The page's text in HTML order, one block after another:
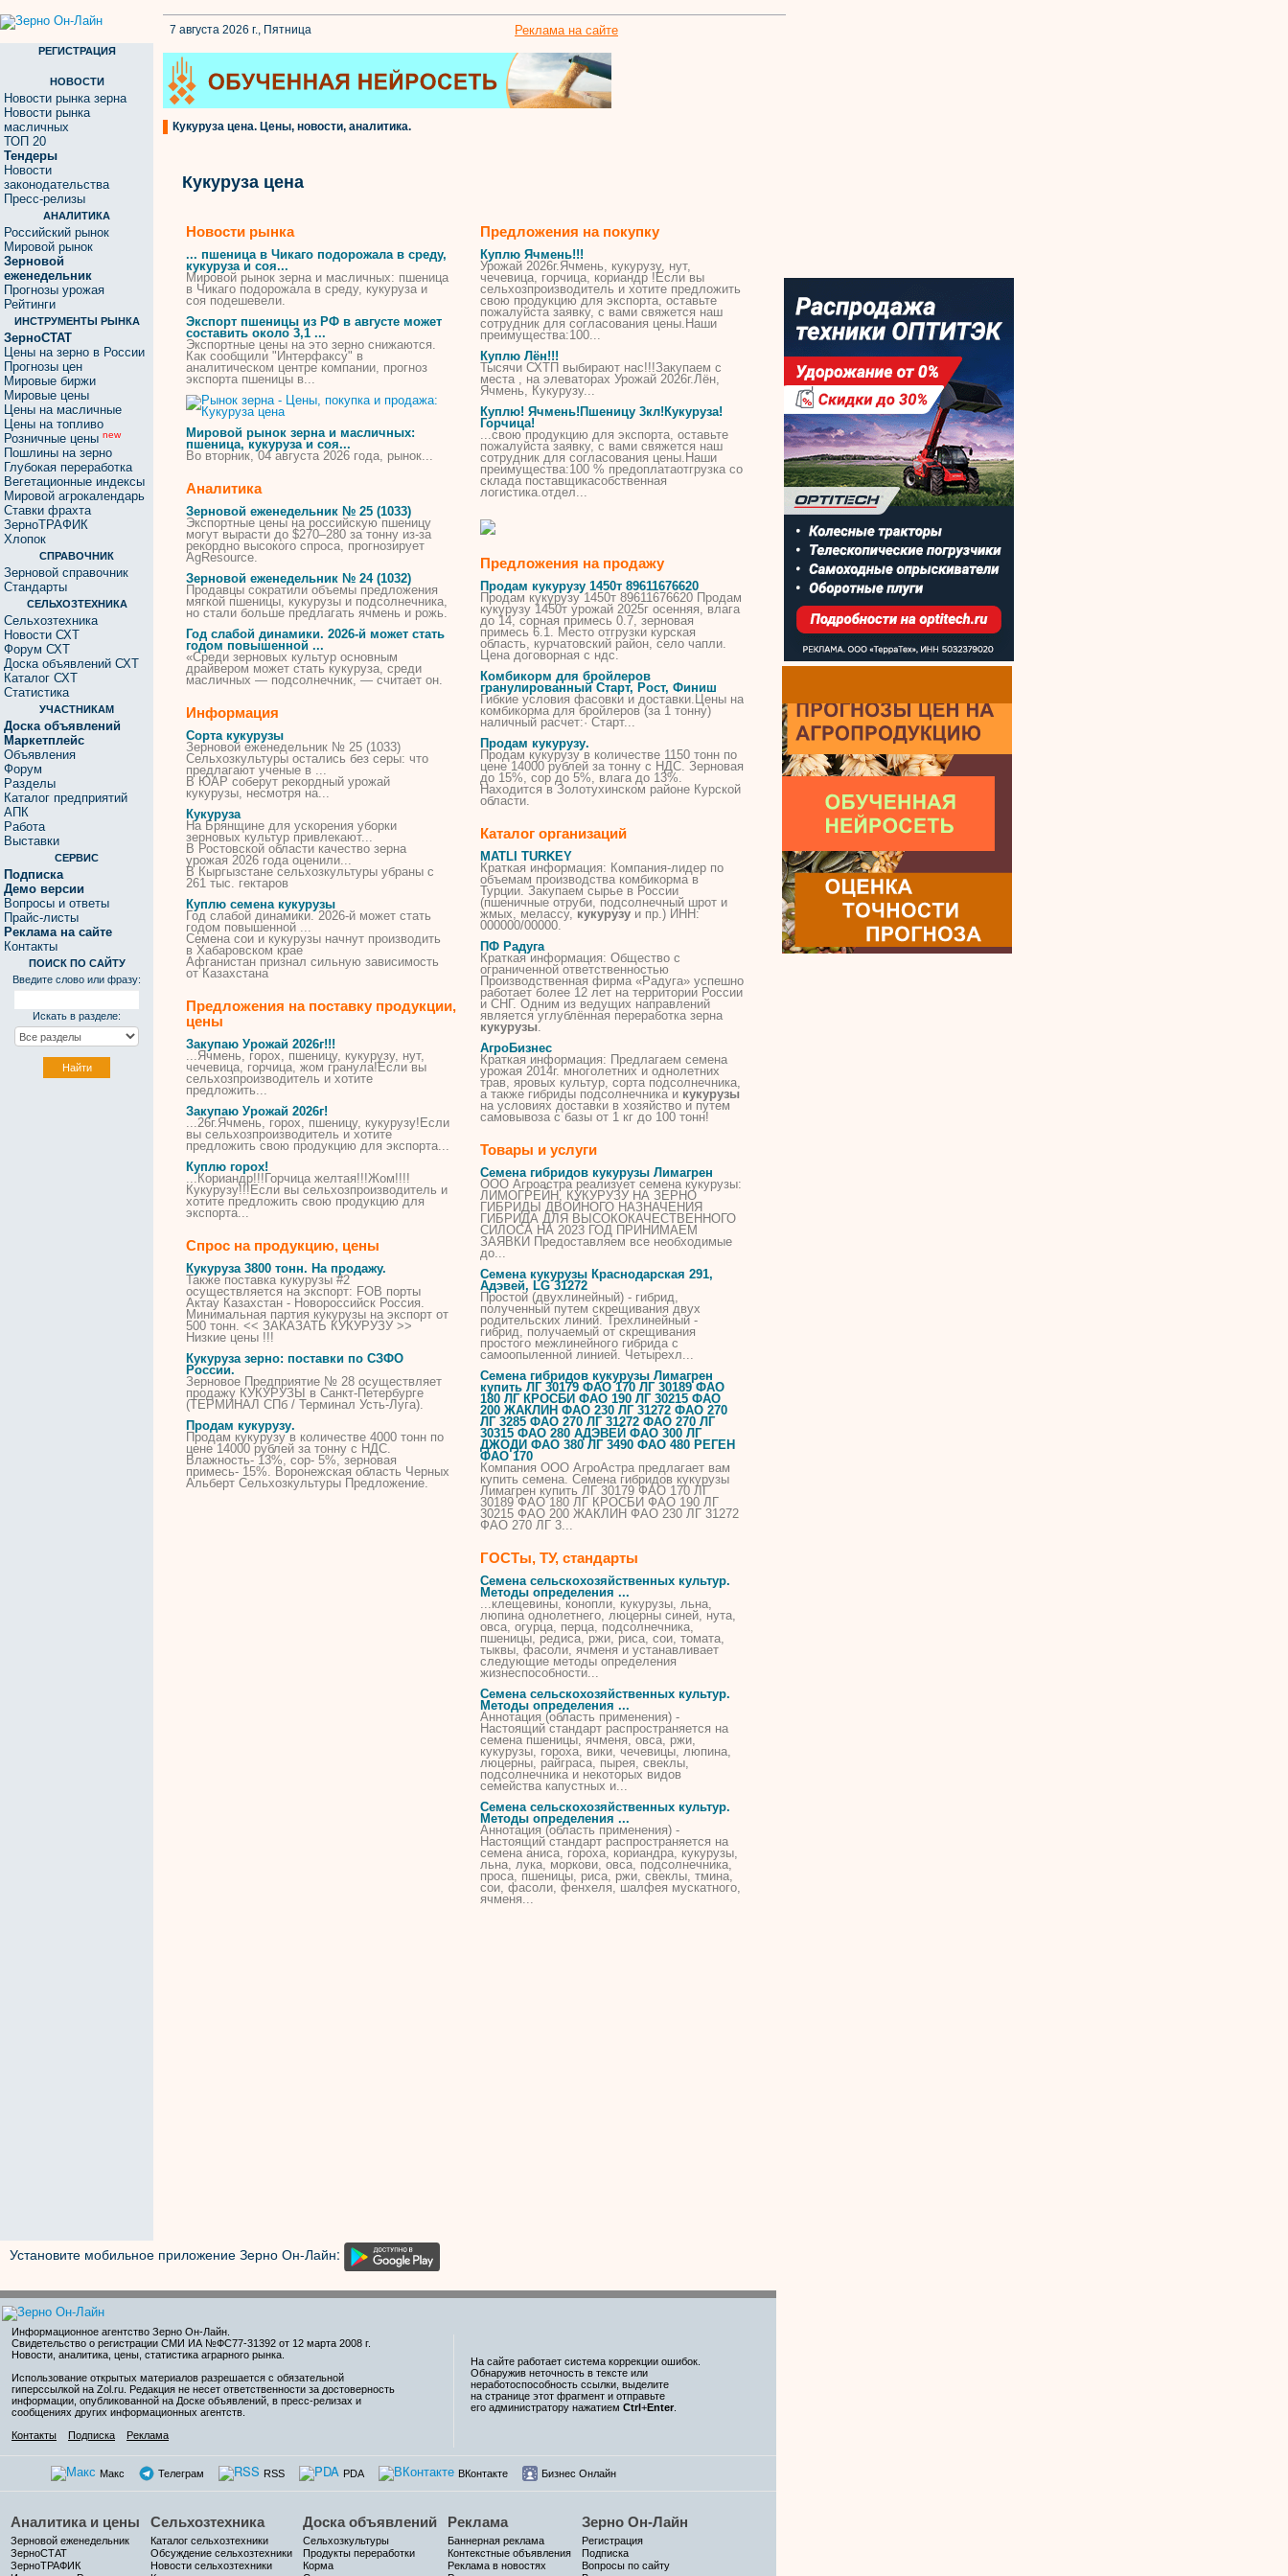
7 августа 2026 г., Пятница Реклама на сайте
РЕГИСТРАЦИЯ
НОВОСТИ
Новости рынка зерна
Новости рынка
масличных
ТОП 20
Тендеры
Новости
законодательства
Пресс-релизы
АНАЛИТИКА
Российский рынок
Мировой рынок
Зерновой
еженедельник
Прогнозы урожая
Рейтинги
ИНСТРУМЕНТЫ РЫНКА
ЗерноСТАТ
Цены на зерно в России
Прогнозы цен
Мировые биржи
Мировые цены
Цены на масличные
Цены на топливо
Розничные цены new
Пошлины на зерно
Глубокая переработка
Вегетационные индексы
Мировой агрокалендарь
Ставки фрахта
ЗерноТРАФИК
Хлопок
СПРАВОЧНИК
Зерновой справочник
Стандарты
СЕЛЬХОЗТЕХНИКА
Сельхозтехника
Новости СХТ
Форум СХТ
Доска объявлений СХТ
Каталог СХТ
Статистика
УЧАСТНИКАМ
Доска объявлений
Маркетплейс
Объявления
Форум
Разделы
Каталог предприятий
АПК
Работа
Выставки
СЕРВИС
Подписка
Демо версии
Вопросы и ответы
Прайс-листы
Реклама на сайте
Контакты
ПОИСК ПО САЙТУ
Введите слово или фразу:
Искать в разделе:
Кукуруза цена. Цены, новости, аналитика.
Кукуруза цена
Новости рынка
... пшеница в Чикаго подорожала в среду,
кукурузаи соя...
Мировой рынок зерна и масличных: пшеница
в Чикаго подорожала в среду, кукуруза и
соя подешевели.
Экспорт пшеницы из РФ в августе может
составить около 3,1 ...
Экспортные цены на это зерно снижаются.
Как сообщили "Интерфаксу" в
аналитическом центре компании, прогноз
экспорта пшеницы в...
Мировой рынок зерна и масличных:
пшеница,кукурузаи соя...
Во вторник, 04 августа 2026 года, рынок...
Аналитика
Зерновой еженедельник № 25 (1033)
Экспортные ценына российскую пшеницу
могут вырасти до $270–280 за тонну из-за
рекордно высокого спроса, прогнозирует
AgResource.
Зерновой еженедельник № 24 (1032)
Продавцы сократили объемы предложения
мягкой пшеницы, кукурузы и подсолнечника,
но стали больше предлагать ячмень и рожь.
Год слабой динамики. 2026-й может стать
годом повышенной ...
«Среди зерновых культур основным
драйвером может стать кукуруза, среди
масличных — подсолнечник, — считает он.
Информация
Сорта кукурузы
Зерновой еженедельник № 25 (1033)
Сельхозкультуры остались без серы: что
предлагают ученые в ...
В ЮАР соберут рекордный урожай
кукурузы, несмотря на...
Кукуруза
На Брянщине для ускорения уборки
зерновых культур привлекают...
В Ростовской области качество зерна
урожая 2026 года оценили...
В Кыргызстане сельхозкультуры убраны с
261 тыс. гектаров
Куплю семена кукурузы
Год слабой динамики. 2026-й может стать
годом повышенной ...
Семена сои и кукурузы начнут производить
в Хабаровском крае
Афганистан признал сильную зависимость
от Казахстана
Предложения на поставку продукции,
цены
Закупаю Урожай 2026г!!!
...Ячмень, горох, пшеницу, кукурузу, нут,
чечевица, горчица, жом гранула!Если вы
сельхозпроизводитель и хотите
предложить...
Закупаю Урожай 2026г!
...26г.Ячмень, горох, пшеницу, кукурузу!Если
вы сельхозпроизводитель и хотите
предложить свою продукцию для экспорта...
Куплю горох!
...Кориандр!!!Горчица желтая!!!Жом!!!!
Кукурузу!!!Если вы сельхозпроизводитель и
хотите предложить свою продукцию для
экспорта...
Спрос на продукцию, цены
Кукуруза3800 тонн. На продажу.
Также поставка кукурузы #2
осуществляется на экспорт: FOB порты
Актау Казахстан - Новороссийск Россия.
Минимальная партия кукурузы на экспорт от
500 тонн. << ЗАКАЗАТЬ КУКУРУЗУ >>
Низкие цены !!!
Кукурузазерно: поставки по СЗФО
России.
Зерновое Предприятие № 28 осуществляет
продажу КУКУРУЗЫ в Санкт-Петербурге
(ТЕРМИНАЛ СПб / Терминал Усть-Луга).
Продам кукурузу.
Продам кукурузув количестве 4000 тонн по
цене14000 рублей за тонну с НДС.
Влажность- 13%, сор- 5%, зерновая
примесь- 15%. Воронежская область Черных
Альберт Сельхозкультуры Предложение.
Предложения на покупку
Куплю Ячмень!!!
Урожай 2026г.Ячмень, кукурузу, нут,
чечевица, горчица, кориандр !Если вы
сельхозпроизводитель и хотите предложить
свою продукцию для экспорта, оставьте
пожалуйста заявку, с вами свяжется наш
сотрудник для согласования цены.Наши
преимущества:100...
Куплю Лён!!!
Тысячи СХТП выбирают нас!!!Закупаем с
места , на элеваторах Урожай 2026г.Лён,
Ячмень, Кукурузу...
Куплю! Ячмень!Пшеницу 3кл! Кукуруза!
Горчица!
...свою продукцию для экспорта, оставьте
пожалуйста заявку, с вами свяжется наш
сотрудник для согласования цены.Наши
преимущества:100 % предоплатаотгрузка со
склада поставщикасобственная
логистика.отдел...
Предложения на продажу
Продам кукурузу 1450т 89611676620
Продам кукурузу1450т 89611676620 Продам
кукурузу 1450т урожай 2025г осенняя, влага
до 14, сорная примесь 0.7, зерновая
примесь 6.1. Место отгрузки курская
область, курчатовский район, село чапли.
Цена договорная с ндс.
Комбикорм для бройлеров
гранулированный Старт, Рост, Финиш
Гибкие условия фасовки и доставки. Цены на
комбикорма для бройлеров (за 1 тонну)
наличный расчет:· Старт...
Продам кукурузу.
Продам кукурузув количестве 1150 тонн по
цене14000 рублей за тонну с НДС. Зерновая
до 15%, сор до 5%, влага до 13%.
Находится в Золотухинском районе Курской
области.
Каталог организаций
MATLI TURKEY
Краткая информация: Компания-лидер по
объемам производства комбикорма в
Турции. Закупаем сырье в России
(пшеничные отруби, подсолнечный шрот и
жмых, мелассу, кукурузу и пр.) ИНН:
000000/00000.
ПФ Радуга
Краткая информация: Общество с
ограниченной ответственностью
Производственная фирма «Радуга» успешно
работает более 12 лет на территории России
и СНГ. Одним из ведущих направлений
является углублённая переработка зерна
кукурузы.
АгроБизнес
Краткая информация: Предлагаем семена
урожая 2014г. многолетних и однолетних
трав, яровых культур, сорта подсолнечника,
а также гибриды подсолнечника и кукурузы
на условиях доставки в хозяйство и путем
самовывоза с базы от 1 кг до 100 тонн!
Товары и услуги
Семена гибридов кукурузы Лимагрен
ООО Агроастра реализует семена кукурузы:
ЛИМОГРЕЙН, КУКУРУЗУ НА ЗЕРНО
ГИБРИДЫ ДВОЙНОГО НАЗНАЧЕНИЯ
ГИБРИДА ДЛЯ ВЫСОКОКАЧЕСТВЕННОГО
СИЛОСА НА 2023 ГОД ПРИНИМАЕМ
ЗАЯВКИ Предоставляем все необходимые
до...
Семена кукурузы Краснодарская 291,
Адэвей, LG 31272
Простой (двухлинейный) - гибрид,
полученный путем скрещивания двух
родительских линий. Трехлинейный -
гибрид, получаемый от скрещивания
простого межлинейного гибрида с
самоопыленной линией. Четырехл...
Семена гибридов кукурузы Лимагрен
купить ЛГ 30179 ФАО 170 ЛГ 30189 ФАО
180 ЛГ КРОСБИ ФАО 190 ЛГ 30215 ФАО
200 ЖАКЛИН ФАО 230 ЛГ 31272 ФАО 270
ЛГ 3285 ФАО 270 ЛГ 31272 ФАО 270 ЛГ
30315 ФАО 280 АДЭВЕЙ ФАО 300 ЛГ
ДЖОДИ ФАО 380 ЛГ 3490 ФАО 480 РЕГЕН
ФАО 170
Компания ООО АгроАстра предлагает вам
купить семена. Семена гибридов кукурузы
Лимагрен купить ЛГ 30179 ФАО 170 ЛГ
30189 ФАО 180 ЛГ КРОСБИ ФАО 190 ЛГ
30215 ФАО 200 ЖАКЛИН ФАО 230 ЛГ 31272
ФАО 270 ЛГ 3...
ГОСТы, ТУ, стандарты
Семена сельскохозяйственных культур.
Методы определения ...
...клещевины, конопли, кукурузы, льна,
люпина однолетнего, люцерны синей, нута,
овса, огурца, перца, подсолнечника,
пшеницы, редиса, ржи, риса, сои, томата,
тыквы, фасоли, ячменя и устанавливает
следующие методы определения
жизнеспособности...
Семена сельскохозяйственных культур.
Методы определения ...
Аннотация (область применения) -
Настоящий стандарт распространяется на
семена пшеницы, ячменя, овса, ржи,
кукурузы, гороха, вики, чечевицы, люпина,
люцерны, райграса, пырея, свеклы,
подсолнечника и некоторых видов
семейства капустных и...
Семена сельскохозяйственных культур.
Методы определения ...
Аннотация (область применения) -
Настоящий стандарт распространяется на
семена аниса, гороха, кориандра, кукурузы,
льна, лука, моркови, овса, подсолнечника,
проса, пшеницы, риса, ржи, свеклы, тмина,
сои, фасоли, фенхеля, шалфея мускатного,
ячменя...
Установите мобильное приложение Зерно Он-Лайн:
Информационное агентство Зерно Он-Лайн
Свидетельство о регистрации СМИ ИА №ФС77-31392 от 12 марта 2008 г.
Новости, аналитика, цены, статистика аграрного рынка.
Использование открытых материалов разрешается с обязательной
гиперссылкой на Zol.ru. Редакция не несет ответственности за достоверность
информации, опубликованной на Доске объявлений, в пресс-релизах и
сообщениях других информационных агентств.
Контакты
Подписка Реклама
На сайте работает система коррекции ошибок.
Обнаружив неточность в тексте или
неработоспособность ссылки, выделите
на странице этот фрагмент и отправьте
его администратору нажатием Ctrl+Enter
Макс Телеграм RSS PDA ВКонтакте Бизнес Онлайн
Аналитика и цены
Зерновой еженедельник
ЗерноСТАТ
ЗерноТРАФИК
Сельхозтехника
Каталог сельхозтехники
Обсуждение сельхозтехники
Новости сельхозтехники
Доска объявлений
Сельхозкультуры
Продукты переработки
Корма
Реклама
Баннерная реклама
Контекстные объявления
Реклама в новостях
Зерно Он-Лайн
Регистрация
Подписка
Вопросы по сайту